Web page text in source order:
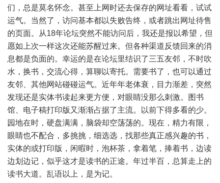
们，总是莫名怀念。甚至上网时还去保存的网址看看，试试
运气。当然了，访问基本都以失败告终，或者跳出网址待售
的页面。从18年论坛突然不能访问后，我还是报以希望，但
愿如上次一样这次还能苏醒过来。但各种渠道反馈回来的消
息都是负面的。幸运的是在论坛里结识了三五友邻，不时吹
水，换书，交流心得，算聊以寄托。需要书了，也可以通过
友邻、其他网站碰碰运气。近年年老体衰，目力渐差，突然
发现还是实体书读起来更方便，对眼睛没那么刺激。图书
馆、电子稿打印版又渐渐占据了主流。以前下得多看的少。
园地在时，硬盘满满，脑袋却空荡荡的。现在，精力有限，
眼睛也不配合，多挑挑，细选选，找那些真正感兴趣的书，
实体的或打印版，闲暇时，泡杯茶，拿着笔，捧着书，边读
边划边记，似乎这才是读书的正途。年过半百，总算走上的
读书大道。乱语以上，是为记。